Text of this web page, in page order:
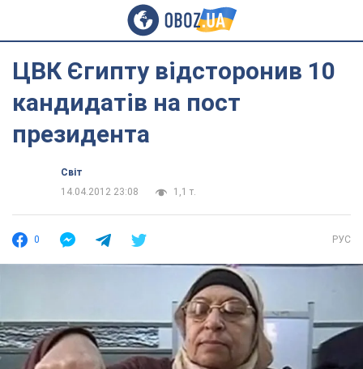
ЦВК Єгипту відсторонив 10
кандидатів на пост
президента
Світ
14.04.2012 23:08
1,1 т.
0 РУС